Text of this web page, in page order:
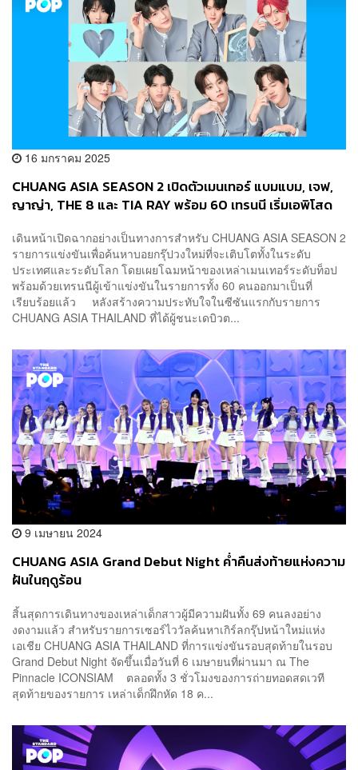
16 มกราคม 2025
CHUANG ASIA SEASON 2 เปิดตัวเมนเทอร์ แบมแบม, เจฟ,
ญาญ่า, THE 8 และ TIA RAY พร้อม 60 เทรนนี เริ่มเอพิโสด
เดินหน้าเปิดฉากอย่างเป็นทางการสำหรับ CHUANG ASIA SEASON 2
รายการแข่งขันเพื่อค้นหาบอยกรุ๊ปวงใหม่ที่จะเติบโตทั้งในระดับ
ประเทศและระดับโลก โดยเผยโฉมหน้าของเหล่าเมนเทอร์ระดับท็อป
พร้อมด้วยเทรนนีผู้เข้าแข่งขันในรายการทั้ง 60 คนออกมาเป็นที่
เรียบร้อยแล้ว หลังสร้างความประทับใจในซีซันแรกกับรายการ
CHUANG ASIA THAILAND ที่ได้ผู้ชนะเดบิวต...
9 เมษายน 2024
CHUANG ASIA Grand Debut Night ค่ำคืนส่งท้ายแห่งความ
ฝันในฤดูร้อน
สิ้นสุดการเดินทางของเหล่าเด็กสาวผู้มีความฝันทั้ง 69 คนลงอย่าง
งดงามแล้ว สำหรับรายการเซอร์ไววัลค้นหาเกิร์ลกรุ๊ปหน้าใหม่แห่ง
เอเชีย CHUANG ASIA THAILAND ที่การแข่งขันรอบสุดท้ายในรอบ
Grand Debut Night จัดขึ้นเมื่อวันที่ 6 เมษายนที่ผ่านมา ณ The
Pinnacle ICONSIAM ตลอดทั้ง 3 ชั่วโมงของการถ่ายทอดสดเวที
สุดท้ายของรายการ เหล่าเด็กฝึกหัด 18 ค...